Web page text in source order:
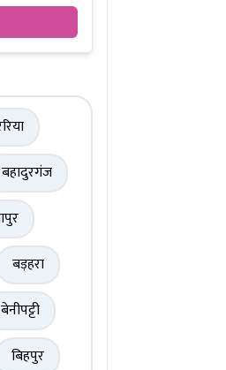
बहादुरगंज
बड़हरा
बेनीपट्टी
बिहपुर